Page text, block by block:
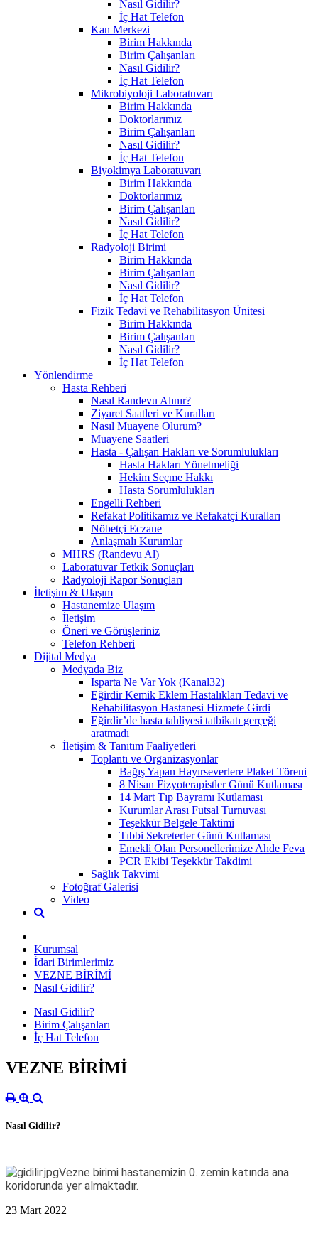
Nasıl Gidilir?
İç Hat Telefon
Kan Merkezi
Birim Hakkında
Birim Çalışanları
Nasıl Gidilir?
İç Hat Telefon
Mikrobiyoloji Laboratuvarı
Birim Hakkında
Doktorlarımız
Birim Çalışanları
Nasıl Gidilir?
İç Hat Telefon
Biyokimya Laboratuvarı
Birim Hakkında
Doktorlarımız
Birim Çalışanları
Nasıl Gidilir?
İç Hat Telefon
Radyoloji Birimi
Birim Hakkında
Birim Çalışanları
Nasıl Gidilir?
İç Hat Telefon
Fizik Tedavi ve Rehabilitasyon Ünitesi
Birim Hakkında
Birim Çalışanları
Nasıl Gidilir?
İç Hat Telefon
Yönlendirme
Hasta Rehberi
Nasıl Randevu Alınır?
Ziyaret Saatleri ve Kuralları
Nasıl Muayene Olurum?
Muayene Saatleri
Hasta - Çalışan Hakları ve Sorumlulukları
Hasta Hakları Yönetmeliği
Hekim Seçme Hakkı
Hasta Sorumlulukları
Engelli Rehberi
Refakat Politikamız ve Refakatçi Kuralları
Nöbetçi Eczane
Anlaşmalı Kurumlar
MHRS (Randevu Al)
Laboratuvar Tetkik Sonuçları
Radyoloji Rapor Sonuçları
İletişim & Ulaşım
Hastanemize Ulaşım
İletişim
Öneri ve Görüşleriniz
Telefon Rehberi
Dijital Medya
Medyada Biz
Isparta Ne Var Yok (Kanal32)
Eğirdir Kemik Eklem Hastalıkları Tedavi ve
Rehabilitasyon Hastanesi Hizmete Girdi
Eğirdir’de hasta tahliyesi tatbikatı gerçeği
aratmadı
İletişim & Tanıtım Faaliyetleri
Toplantı ve Organizasyonlar
Bağış Yapan Hayırseverlere Plaket Töreni
8 Nisan Fizyoterapistler Günü Kutlaması
14 Mart Tıp Bayramı Kutlaması
Kurumlar Arası Futsal Turnuvası
Teşekkür Belgele Taktimi
Tıbbi Sekreterler Günü Kutlaması
Emekli Olan Personellerimize Ahde Feva
PCR Ekibi Teşekkür Takdimi
Sağlık Takvimi
Fotoğraf Galerisi
Video
Kurumsal
İdari Birimlerimiz
VEZNE BİRİMİ
Nasıl Gidilir?
Nasıl Gidilir?
Birim Çalışanları
İç Hat Telefon
VEZNE BİRİMİ
Nasıl Gidilir?
Vezne birimi hastanemizin 0. zemin katında ana
koridorunda yer almaktadır.
23 Mart 2022